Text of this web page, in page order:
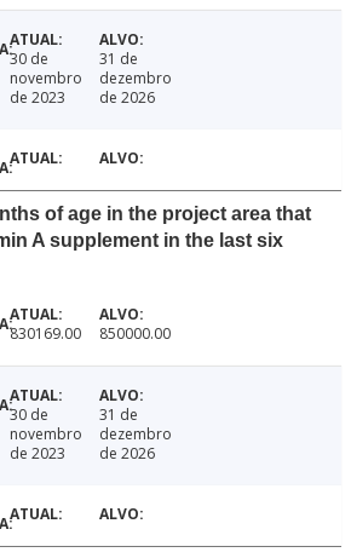
30 de
novembro
de 2023
31 de
dezembro
de 2026
of age in the project area that
A supplement in the last six
830169.00 850000.00
30 de
novembro
de 2023
31 de
dezembro
de 2026